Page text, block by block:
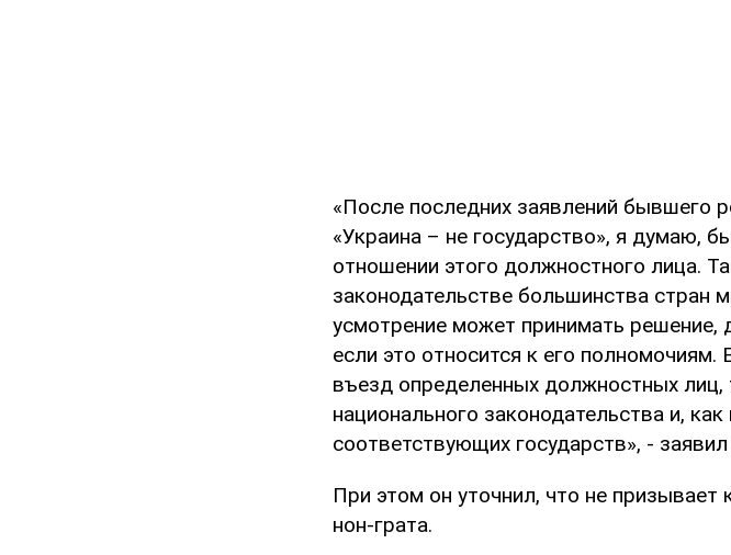
«После последних заявлений бывшего
«Украина – не государство», я думаю,
отношении этого должностного лица.
законодательстве большинства
усмотрение может принимать решение,
если это относится к его
въезд определенных должностных лиц,
национального законодательства и,
соответствующих государств», -
При этом он уточнил, что не
нон-грата.